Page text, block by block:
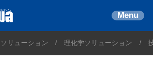
Menu
リューション 理化学ソリューション